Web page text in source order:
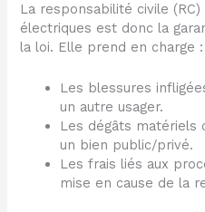
La responsabilité civile
électriques est donc la
la loi. Elle prend en charge :
Les blessures
un autre usager.
Les dégâts matériels
un bien public/privé.
Les frais liés aux
mise en cause de la